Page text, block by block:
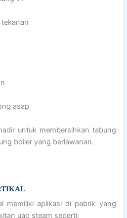
asap
untuk membersihkan tabung
boiler yang berlawanan.
memiliki aplikasi di pabrik yang
uap steam seperti: